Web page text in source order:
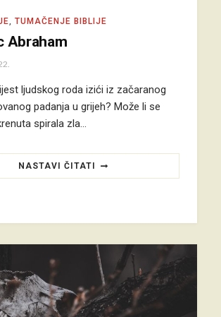
, TUMAČENJE BIBLIJE
Abraham
ljudskog roda izići iz začaranog
padanja u grijeh? Može li se
spirala zla…
NASTAVI ČITATI